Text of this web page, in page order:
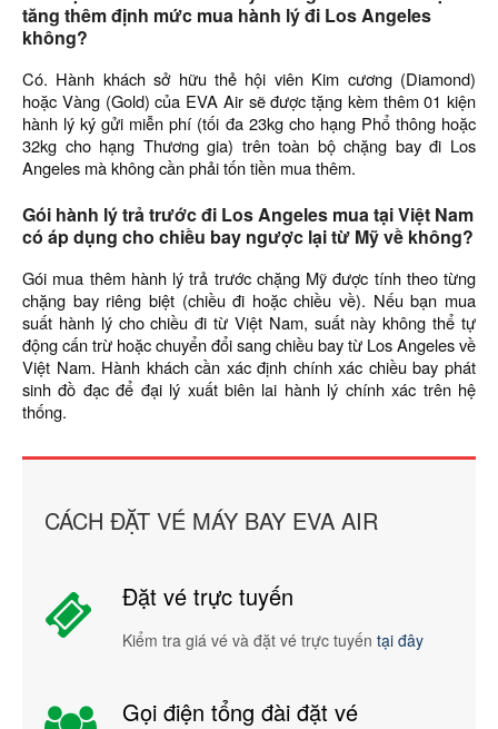
tăng thêm định mức mua hành lý đi Los Angeles
không?
Có. Hành khách sở hữu thẻ hội viên Kim cương (Diamond)
hoặc Vàng (Gold) của EVA Air sẽ được tặng kèm thêm 01 kiện
hành lý ký gửi miễn phí (tối đa 23kg cho hạng Phổ thông hoặc
32kg cho hạng Thương gia) trên toàn bộ chặng bay đi Los
Angeles mà không cần phải tốn tiền mua thêm.
Gói hành lý trả trước đi Los Angeles mua tại Việt Nam
có áp dụng cho chiều bay ngược lại từ Mỹ về không?
Gói mua thêm hành lý trả trước chặng Mỹ được tính theo từng
chặng bay riêng biệt (chiều đi hoặc chiều về). Nếu bạn mua
suất hành lý cho chiều đi từ Việt Nam, suất này không thể tự
động cấn trừ hoặc chuyển đổi sang chiều bay từ Los Angeles về
Việt Nam. Hành khách cần xác định chính xác chiều bay phát
sinh đồ đạc để đại lý xuất biên lai hành lý chính xác trên hệ
thống.
CÁCH ĐẶT VÉ MÁY BAY EVA AIR
Đặt vé trực tuyến
Kiểm tra giá vé và đặt vé trực tuyến tại đây
Gọi điện tổng đài đặt vé